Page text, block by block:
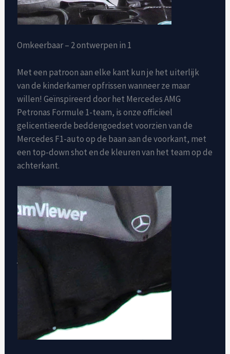
Omkeerbaar – 2 ontwerpen in 1
Met een patroon aan elke kant kun je het uiterlijk
van de kinderkamer opfrissen wanneer ze maar
willen! Geïnspireerd door het Mercedes AMG
Petronas Formule 1-team, is onze officieel
gelicentieerde beddengoedset voorzien van de
Mercedes F1-auto op de baan aan de voorkant, met
een top-down shot en de kleuren van het team op de
achterkant.